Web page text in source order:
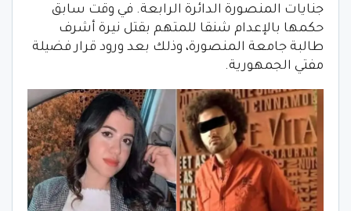
جنايات المنصورة الدائرة الرابعة. في وقت سابق
حكمها بالإعدام شنقا للمتهم بقتل نيرة أشرف
طالبة جامعة المنصورة، وذلك بعد ورود قرار فضيلة
مفتي الجمهورية.